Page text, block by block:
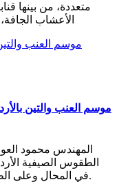
متعددة، من بينها
الأعشاب
موسم العنب والتين
المهندس محمود
الطقوس الصيفية
في المحال وعلى الطرقات، جزءاً من التقاليد الأردنية الموروثة.